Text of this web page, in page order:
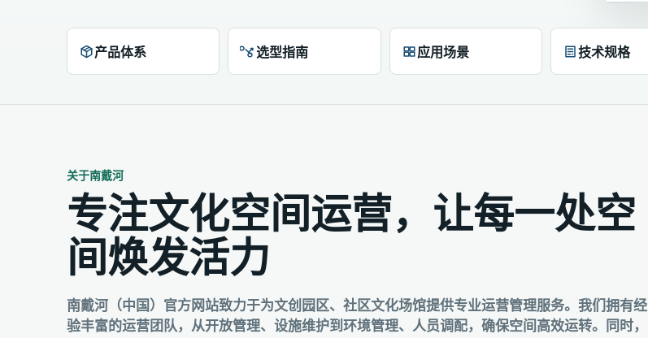
产品体系 选型指南 应用场景 技术规格
关于南戴河
专注文化空间运营，让每一处空
间焕发活力
南戴河（中国）官方网站致力于为文创园区、社区文化场馆提供专业运营管理服务。我们拥有经
验丰富的运营团队，从开放管理、设施维护到环境管理、人员调配，确保空间高效运转。同时，